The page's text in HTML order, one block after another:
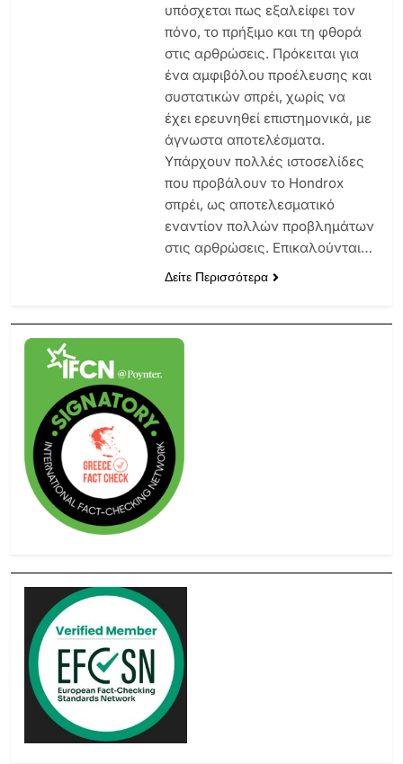
υπόσχεται πως εξαλείφει τον
πόνο, το πρήξιμο και τη φθορά
στις αρθρώσεις. Πρόκειται για
ένα αμφιβόλου προέλευσης και
συστατικών σπρέι, χωρίς να
έχει ερευνηθεί επιστημονικά, με
άγνωστα αποτελέσματα.
Υπάρχουν πολλές ιστοσελίδες
που προβάλουν το Hondrox
σπρέι, ως αποτελεσματικό
εναντίον πολλών προβλημάτων
στις αρθρώσεις. Επικαλούνται…
Δείτε Περισσότερα